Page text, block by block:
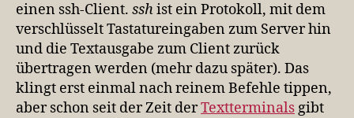
einen ssh-Client. sshist ein Protokoll, mit dem
verschlüsselt Tastatureingaben zum Server hin
und die Textausgabe zum Client zurück
übertragen werden (mehr dazu später). Das
klingt erst einmal nach reinem Befehle tippen,
aber schon seit der Zeit derTextterminalsgibt